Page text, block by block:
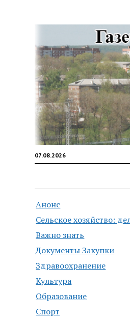
07.08.2026
Анонс
Сельское хозяйство:
Важно знать
Документы Закупки
Здравоохранение
Культура
Образование
Спорт